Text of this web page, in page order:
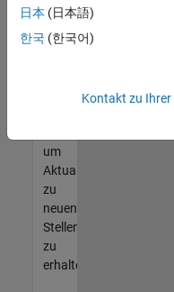
entsprechen,
werden
unseres
um
Aktualisierungen
zu
neuen
Stellenangeboten
zu
erhalten.
日本 (日本語)
한국 (한국어)
Kontakt zu